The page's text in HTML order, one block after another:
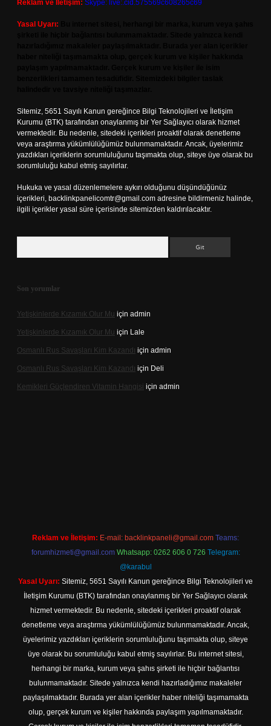
Reklam ve İletişim: Skype: live:.cid.575569c608265c69
Yasal Uyarı:
Sitemiz, 5651 Sayılı Kanun gereğince Bilgi Teknolojileri ve İletişim
Kurumu (BTK) tarafından onaylanmış bir Yer Sağlayıcı olarak hizmet
vermektedir. Bu nedenle, sitedeki içerikleri proaktif olarak denetleme
veya araştırma yükümlülüğümüz bulunmamaktadır. Ancak, üyelerimiz
yazdıkları içeriklerin sorumluluğunu taşımakta olup, siteye üye olarak bu
sorumluluğu kabul etmiş sayılırlar.
Hukuka ve yasal düzenlemelere aykırı olduğunu düşündüğünüz
içerikleri, backlinkpanelicomtr@gmail.com adresine bildirmeniz halinde,
ilgili içerikler yasal süre içerisinde sitemizden kaldırılacaktır.
Son yorumlar
Yetişkinlerde Kızamık Olur Mu için admin
Yetişkinlerde Kızamık Olur Mu için Lale
Osmanlı Rus Savaşları Kim Kazandı için admin
Osmanlı Rus Savaşları Kim Kazandı için Deli
Kemikleri Güçlendiren Vitamin Hangisi için admin
Reklam ve İletişim: E-mail: backlinkpaneli@gmail.com Teams:
forumhizmeti@gmail.com Whatsapp: 0262 606 0 726 Telegram:
@karabul
Yasal Uyarı: Sitemiz, 5651 Sayılı Kanun gereğince Bilgi Teknolojileri ve
İletişim Kurumu (BTK) tarafından onaylanmış bir Yer Sağlayıcı olarak
hizmet vermektedir. Bu nedenle, sitedeki içerikleri proaktif olarak
denetleme veya araştırma yükümlülüğümüz bulunmamaktadır. Ancak,
üyelerimiz yazdıkları içeriklerin sorumluluğunu taşımakta olup, siteye
üye olarak bu sorumluluğu kabul etmiş sayılırlar. Bu internet sitesi,
herhangi bir marka, kurum veya şahıs şirketi ile hiçbir bağlantısı
bulunmamaktadır. Sitede yalnızca kendi hazırladığımız makaleler
paylaşılmaktadır. Burada yer alan içerikler haber niteliği taşımamakta
olup, gerçek kurum ve kişiler hakkında paylaşım yapılmamaktadır.